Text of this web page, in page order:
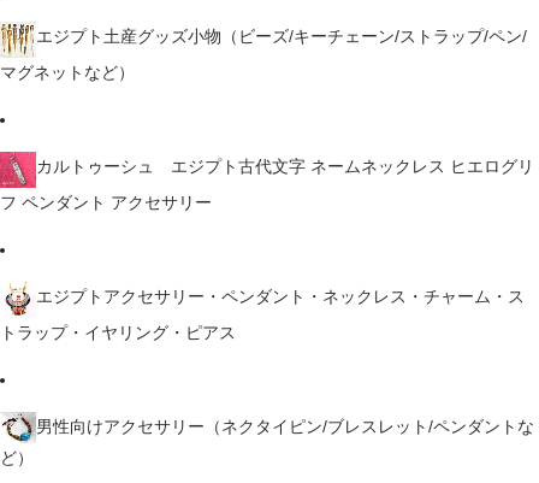
エジプト土産グッズ小物（ビーズ/キーチェーン/ストラップ/ペン/
マグネットなど）
カルトゥーシュ エジプト古代文字 ネームネックレス ヒエログリ
フ ペンダント アクセサリー
エジプトアクセサリー・ペンダント・ネックレス・チャーム・ス
トラップ・イヤリング・ピアス
男性向けアクセサリー（ネクタイピン/ブレスレット/ペンダントな
ど）